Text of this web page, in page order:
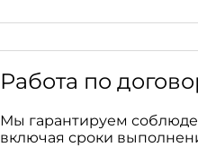
Работа по
Мы гарантируем
включая сроки